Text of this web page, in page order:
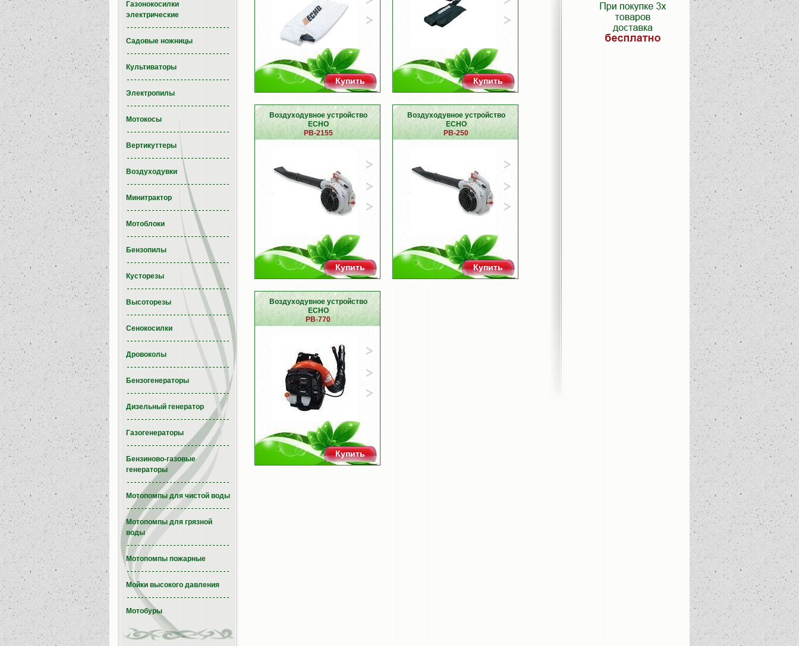
Купить Купить
Воздуходувное устройство
ECHO
PB-2155
Купить
Воздуходувное устройство
ECHO
PB-250
Купить
Воздуходувное устройство
ECHO
PB-770
Купить
Газонокосилки
электрические
Садовые ножницы
Культиваторы
Электропилы
Мотокосы
Вертикуттеры
Воздуходувки
Минитрактор
Мотоблоки
Бензопилы
Кусторезы
Высоторезы
Сенокосилки
Дровоколы
Бензогенераторы
Дизельный генератор
Газогенераторы
Бензиново-газовые
генераторы
Мотопомпы для чистой воды
Мотопомпы для грязной
воды
Мотопомпы пожарные
Мойки высокого давления
Мотобуры